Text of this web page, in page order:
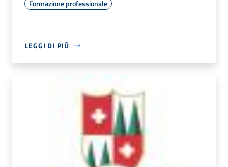
Formazione professionale
LEGGI DI PIÙ